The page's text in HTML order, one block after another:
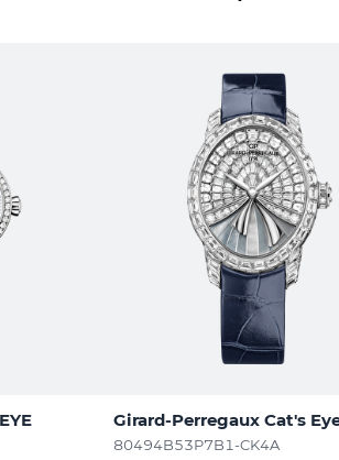
Girard-Perregaux Cat's
80494B53P7B1-CK4A